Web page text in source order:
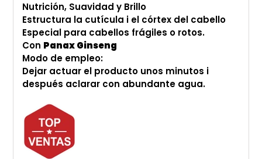
Nutrición, Suavidad y Brillo
Estructura la cutícula i el córtex del cabello
Especial para cabellos frágiles o rotos.
Con Panax Ginseng
Modo de empleo:
Dejar actuar el producto unos minutos i
después aclarar con abundante agua.